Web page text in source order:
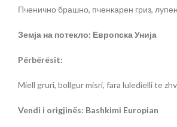
Пченично брашно, пченкарен гриз,
Земја на потекло: Европска Унија
Përbërësit:
Miell gruri, bollgur misri, fara luledielli te
Vendi i origjinës: Bashkimi Europian